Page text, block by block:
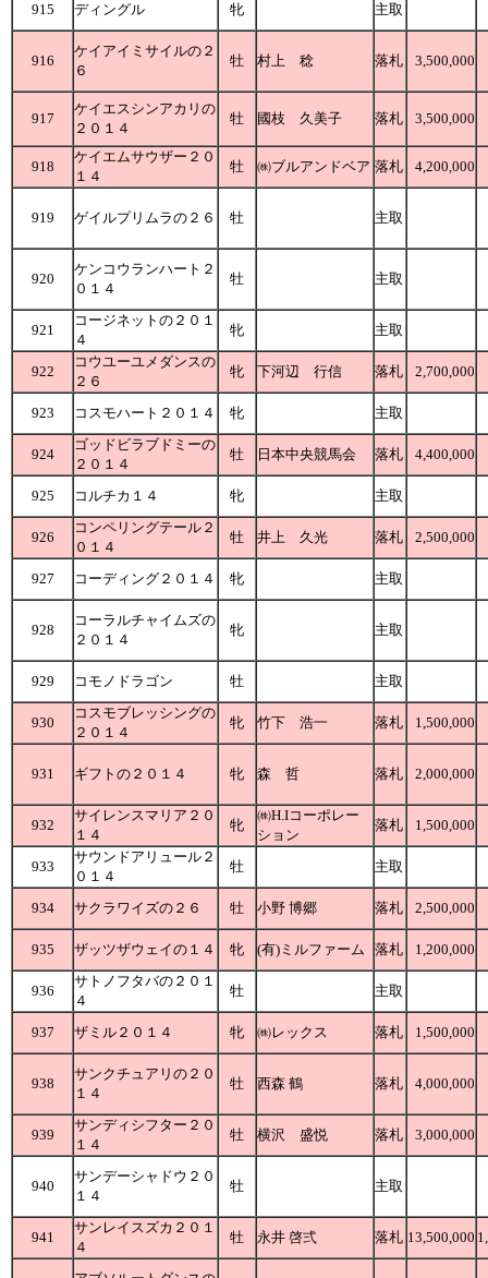
915 ディングル 牝 主取
916
ケイアイミサイルの２
６
牡 村上 稔 落札 3,500,000
917
ケイエスシンアカリの
２０１４
牡 國枝 久美子 落札 3,500,000
918
ケイエムサウザー２０
１４
牡 ㈱ブルアンドベア 落札 4,200,000
919 ゲイルプリムラの２６ 牡 主取
920
ケンコウランハート２
０１４
牡 主取
921
コージネットの２０１
４
牝 主取
922
コウユーユメダンスの
２６
牝 下河辺 行信 落札 2,700,000
923 コスモハート２０１４ 牝 主取
924
ゴッドビラブドミーの
２０１４
牡 日本中央競馬会 落札 4,400,000
925 コルチカ１４ 牝 主取
926
コンペリングテール２
０１４
牡 井上 久光 落札 2,500,000
927 コーディング２０１４ 牝 主取
928
コーラルチャイムズの
２０１４
牝 主取
929 コモノドラゴン 牡 主取
930
コスモブレッシングの
２０１４
牝 竹下 浩一 落札 1,500,000
931 ギフトの２０１４ 牝 森 哲 落札 2,000,000
932
サイレンスマリア２０
１４
牝
㈱H.Iコーポレー
ション
落札 1,500,000
933
サウンドアリュール２
０１４
牡 主取
934 サクラワイズの２６ 牡 小野 博郷 落札 2,500,000
935 ザッツザウェイの１４ 牝 (有)ミルファーム 落札 1,200,000
936
サトノフタバの２０１
４
牡 主取
937 ザミル２０１４ 牝 ㈱レックス 落札 1,500,000
938
サンクチュアリの２０
１４
牡 西森 鶴 落札 4,000,000
939
サンディシフター２０
１４
牡 横沢 盛悦 落札 3,000,000
940
サンデーシャドウ２０
１４
牡 主取
941
サンレイスズカ２０１
４
牡 永井 啓弍 落札 13,500,000